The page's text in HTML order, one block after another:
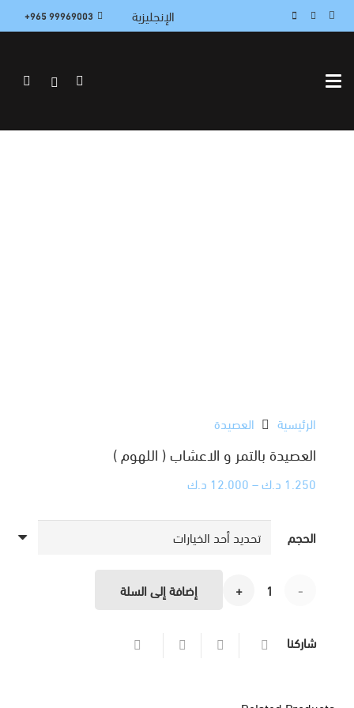
الإنجليزية 99969003 965+
الرئيسية العصيدة
العصيدة بالتمر و الاعشاب ( اللهوم )
1.250 د.ك–
12.000 د.كنطاق
من
الحجم
كمية
بالتمر
إضافة إلى السلة
شاركنا